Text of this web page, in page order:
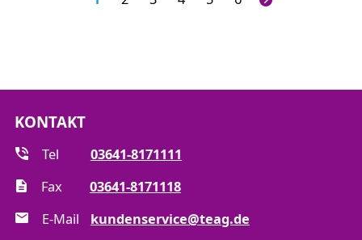
KONTAKT
Tel
03641-8171111
Fax
03641-8171118
E-Mail
kundenservice@teag.de